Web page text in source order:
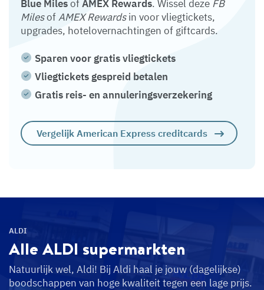
Blue MilesofAMEX Rewards. Wissel deze FB
MilesofAMEX Rewardsin voor vliegtickets,
upgrades, hotelovernachtingen of giftcards.
Sparen voor gratis vliegtickets
Vliegtickets gespreid betalen
Gratis reis- en annuleringsverzekering
Vergelijk American Express creditcards
ALDI
Alle ALDI supermarkten
Natuurlijk wel, Aldi! Bij Aldi haal je jouw (dagelijkse)
boodschappen van hoge kwaliteit tegen een lage prijs.